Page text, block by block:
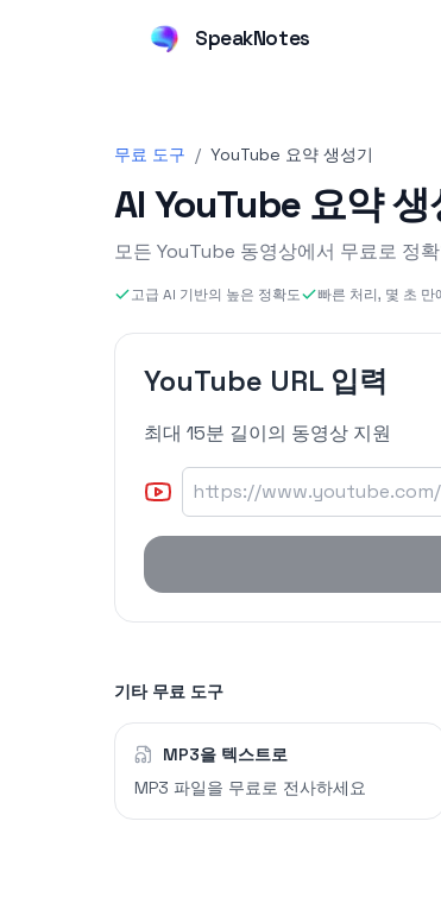
SpeakNotes
무료 도구 / YouTube 요약 생성기
AI YouTube 요약 생
모든 YouTube 동영상에서 무료로 정
고급 AI 기반의 높은 정확도 빠른 처리, 몇 초 만
YouTube URL 입력
최대 15분 길이의 동영상 지원
기타 무료 도구
MP3을 텍스트로
MP3 파일을 무료로 전사하세요